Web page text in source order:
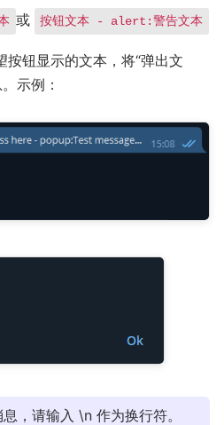
或 按钮文本 - alert:警告文本
按钮显示的文本，将“弹出文
示例：
，请输入 \n 作为换行符。